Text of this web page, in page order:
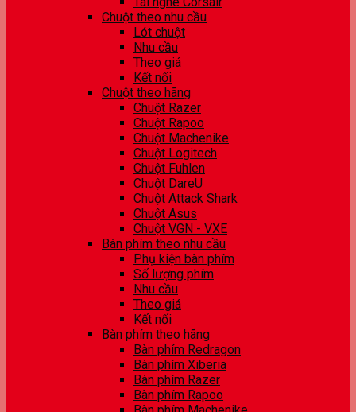
Chuột theo nhu cầu
Lót chuột
Nhu cầu
Theo giá
Kết nối
Chuột theo hãng
Chuột Razer
Chuột Rapoo
Chuột Machenike
Chuột Logitech
Chuột Fuhlen
Chuột DareU
Chuột Attack Shark
Chuột Asus
Chuột VGN - VXE
Bàn phím theo nhu cầu
Phụ kiện bàn phím
Số lượng phím
Nhu cầu
Theo giá
Kết nối
Bàn phím theo hãng
Bàn phím Redragon
Bàn phím Xiberia
Bàn phím Razer
Bàn phím Rapoo